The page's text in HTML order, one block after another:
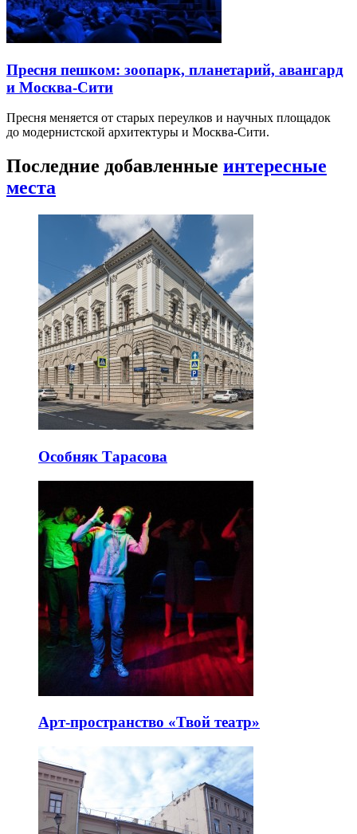
Пресня пешком: зоопарк, планетарий, авангард
и Москва-Сити
Пресня меняется от старых переулков и научных площадок
до модернистской архитектуры и Москва-Сити.
Последние добавленные интересные
места
Особняк Тарасова
Арт-пространство «Твой театр»